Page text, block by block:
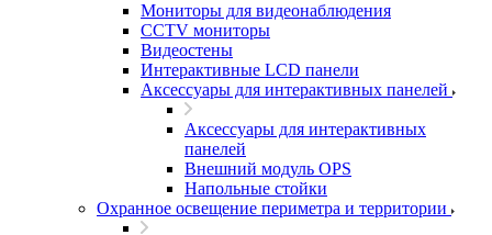
Мониторы для видеонаблюдения
CCTV мониторы
Видеостены
Интерактивные LCD панели
Аксессуары для интерактивных панелей
Аксессуары для интерактивных
панелей
Внешний модуль OPS
Напольные стойки
Охранное освещение периметра и территории